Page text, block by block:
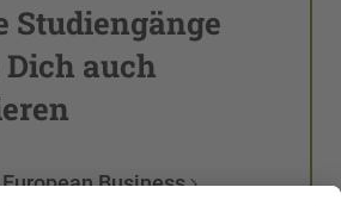
Studiengänge
auch
Business